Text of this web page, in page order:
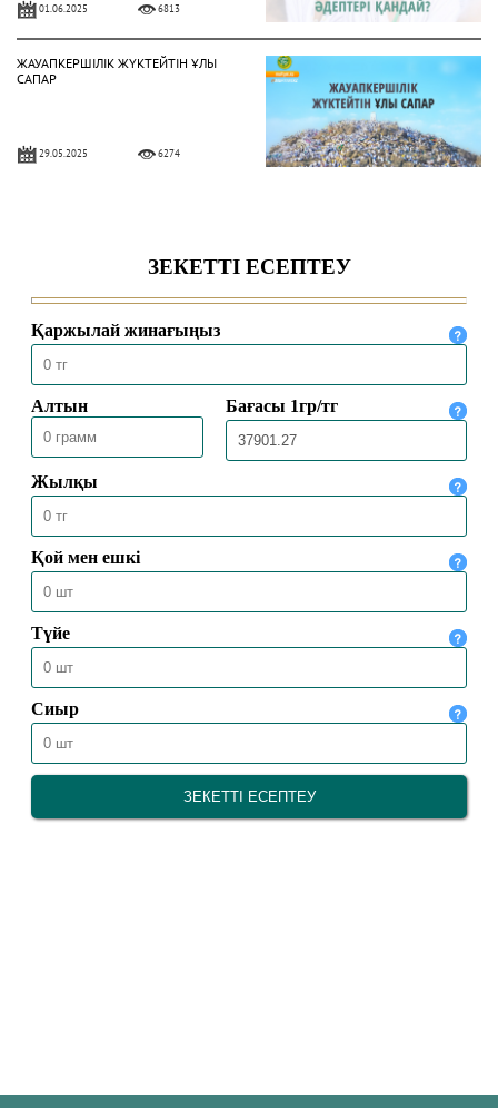
01.06.2025 6813
ЖАУАПКЕРШІЛІК ЖҮКТЕЙТІН ҰЛЫ
САПАР
29.05.2025 6274
16.04.2025 8691
ЕҢБЕК ЕТУ ӘДЕБІ
24.02.2025